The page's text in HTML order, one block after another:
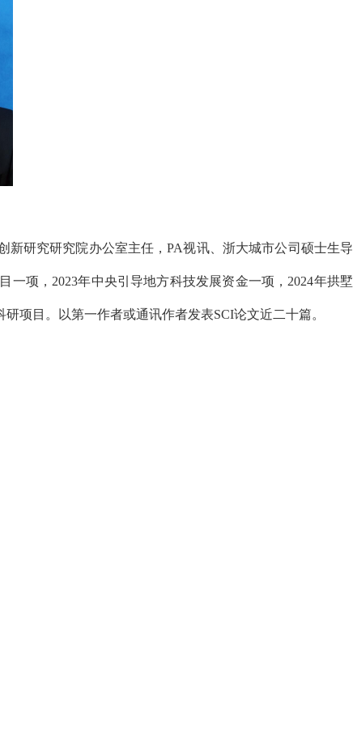
新研究研究院办公室主任，PA视讯、浙大城市公司硕士生导
一项， 2023年中央引导地方科技发展资金一项，2024年拱墅
项目。以第一作者或通讯作者发表SCI论文近二十篇。